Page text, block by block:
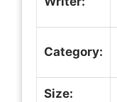
Category:
Size: